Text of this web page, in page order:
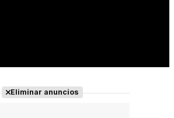
Eliminar anuncios